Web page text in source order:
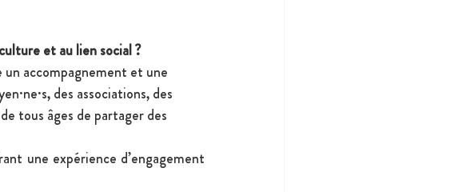
et au lien social ?
un accompagnement et une
des associations, des
tous âges de partager des
une expérience d’engagement